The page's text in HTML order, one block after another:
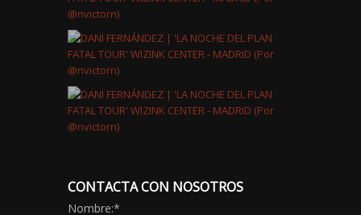
CONTACTA CON NOSOTROS
Nombre:*